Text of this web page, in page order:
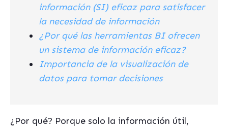
información (SI) eficaz para satisfacer
la necesidad de información
¿Por qué las herramientas BI ofrecen
un sistema de información eficaz?
Importancia de la visualización de
datos para tomar decisiones
¿Por qué? Porque solo la información útil,